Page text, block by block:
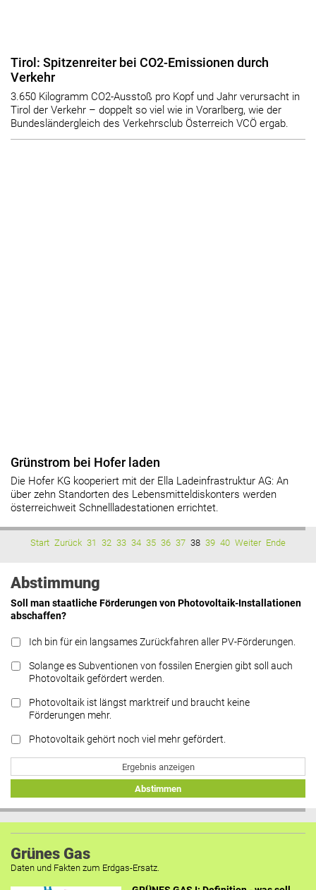
Tirol: Spitzenreiter bei CO2-Emissionen durch
Verkehr
3.650 Kilogramm CO2-Ausstoß pro Kopf und Jahr verursacht in
Tirol der Verkehr – doppelt so viel wie in Vorarlberg, wie der
Bundesländergleich des Verkehrsclub Österreich VCÖ ergab.
Grünstrom bei Hofer laden
Die Hofer KG kooperiert mit der Ella Ladeinfrastruktur AG: An
über zehn Standorten des Lebensmitteldiskonters werden
österreichweit Schnellladestationen errichtet.
Start Zurück 31 32 33 34 35 36 37 38 39 40 Weiter Ende
Abstimmung
Soll man staatliche Förderungen von Photovoltaik-Installationen
abschaffen?
Ich bin für ein langsames Zurückfahren aller PV-Förderungen.
Solange es Subventionen von fossilen Energien gibt soll auch
Photovoltaik gefördert werden.
Photovoltaik ist längst marktreif und braucht keine
Förderungen mehr.
Photovoltaik gehört noch viel mehr gefördert.
Ergebnis anzeigen
Abstimmen
Grünes Gas
Daten und Fakten zum Erdgas-Ersatz.